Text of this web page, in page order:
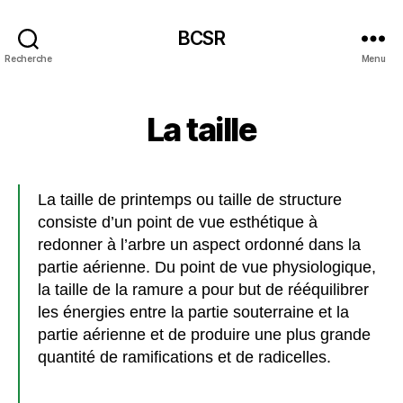
Recherche
BCSR
Menu
La taille
La taille de printemps ou taille de structure
consiste d’un point de vue esthétique à
redonner à l’arbre un aspect ordonné dans la
partie aérienne. Du point de vue physiologique,
la taille de la ramure a pour but de rééquilibrer
les énergies entre la partie souterraine et la
partie aérienne et de produire une plus grande
quantité de ramifications et de radicelles.